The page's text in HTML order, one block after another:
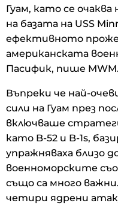
Гуам, като се
на базата на USS
ефективното
американската
Пасифик, пише MWM.
Въпреки че най-
сили на Гуам през
включваше
като B-52 и B-1s,
упражняваха близо
военноморските
също са много
четири ядрени